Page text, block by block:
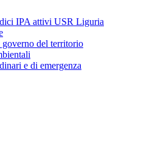
IPA attivi USR Liguria
del territorio
e di emergenza